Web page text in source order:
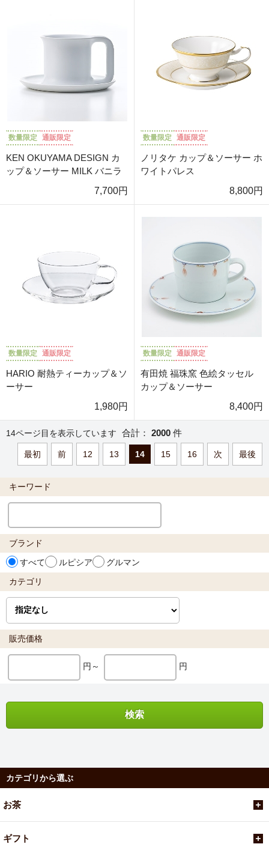
数量限定 通販限定
KEN OKUYAMA DESIGN カ
ップ＆ソーサー MILK バニラ
7,700円
数量限定 通販限定
ノリタケ カップ＆ソーサー ホ
ワイトパレス
8,800円
数量限定 通販限定
HARIO 耐熱ティーカップ＆ソ
ーサー
1,980円
数量限定 通販限定
有田焼 福珠窯 色絵タッセル
カップ＆ソーサー
8,400円
14ページ目を表示しています 合計： 2000 件
最初 前 12 13 14 15 16 次 最後
キーワード
ブランド
すべて
ルピシア グルマン
カテゴリ
販売価格
円～ 円
カテゴリから選ぶ
お茶
ギフト